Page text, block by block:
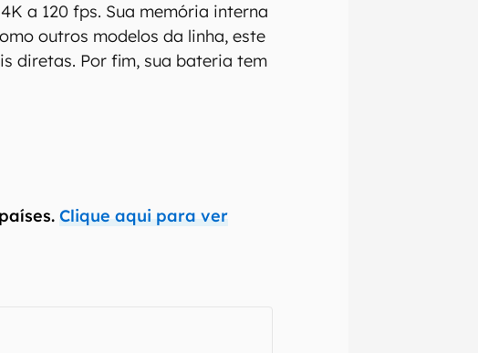
a 120 fps. Sua memória interna
outros modelos da linha, este
diretas. Por fim, sua bateria tem
Clique aqui para ver
atualizadas as
em mente que
que
ou omissões, ou